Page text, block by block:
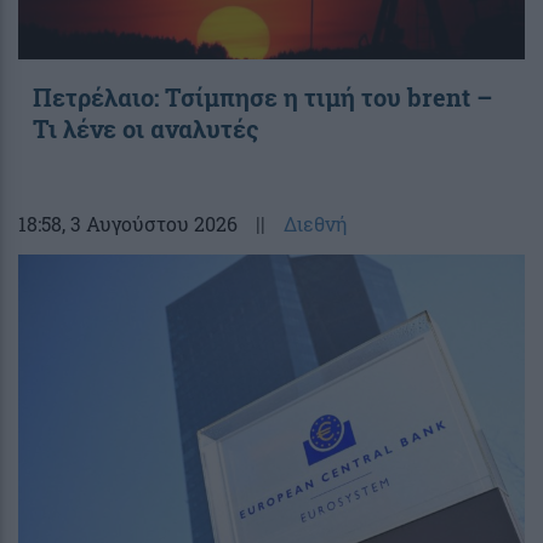
Πετρέλαιο: Τσίμπησε η τιμή του brent –
Τι λένε οι αναλυτές
18:58, 3 Αυγούστου 2026 || Διεθνή